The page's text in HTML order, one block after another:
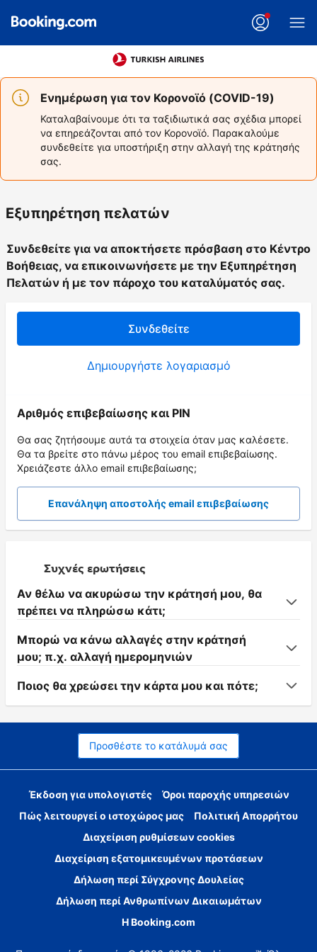
Ενημέρωση για τον Κορονοϊό (COVID-19)
Καταλαβαίνουμε ότι τα ταξιδιωτικά σας σχέδια μπορεί
να επηρεάζονται από τον Κορονοϊό. Παρακαλούμε
συνδεθείτε για υποστήριξη στην αλλαγή της κράτησής
σας.
Εξυπηρέτηση πελατών
Συνδεθείτε για να αποκτήσετε πρόσβαση στο Κέντρο
Βοήθειας, να επικοινωνήσετε με την Εξυπηρέτηση
Πελατών ή με τον πάροχο του καταλύματός σας.
Συνδεθείτε
Δημιουργήστε λογαριασμό
Αριθμός επιβεβαίωσης και PIN
Θα σας ζητήσουμε αυτά τα στοιχεία όταν μας καλέσετε.
Θα τα βρείτε στο πάνω μέρος του email επιβεβαίωσης.
Χρειάζεστε άλλο email επιβεβαίωσης;
Επανάληψη αποστολής email επιβεβαίωσης
Συχνές ερωτήσεις
Αν θέλω να ακυρώσω την κράτησή μου, θα
πρέπει να πληρώσω κάτι;
Μπορώ να κάνω αλλαγές στην κράτησή
μου; π.χ. αλλαγή ημερομηνιών
Ποιος θα χρεώσει την κάρτα μου και πότε;
Προσθέστε το κατάλυμά σας
Έκδοση για υπολογιστές
Όροι παροχής υπηρεσιών
Πώς λειτουργεί ο ιστοχώρος μας
Πολιτική Απορρήτου
Διαχείριση ρυθμίσεων cookies
Διαχείριση εξατομικευμένων προτάσεων
Δήλωση περί Σύγχρονης Δουλείας
Δήλωση περί Ανθρωπίνων Δικαιωμάτων
Η Booking.com